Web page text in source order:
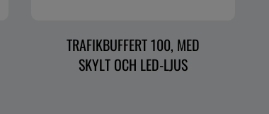
TRAFIKBUFFERT 100, MED
SKYLT OCH LED-LJUS